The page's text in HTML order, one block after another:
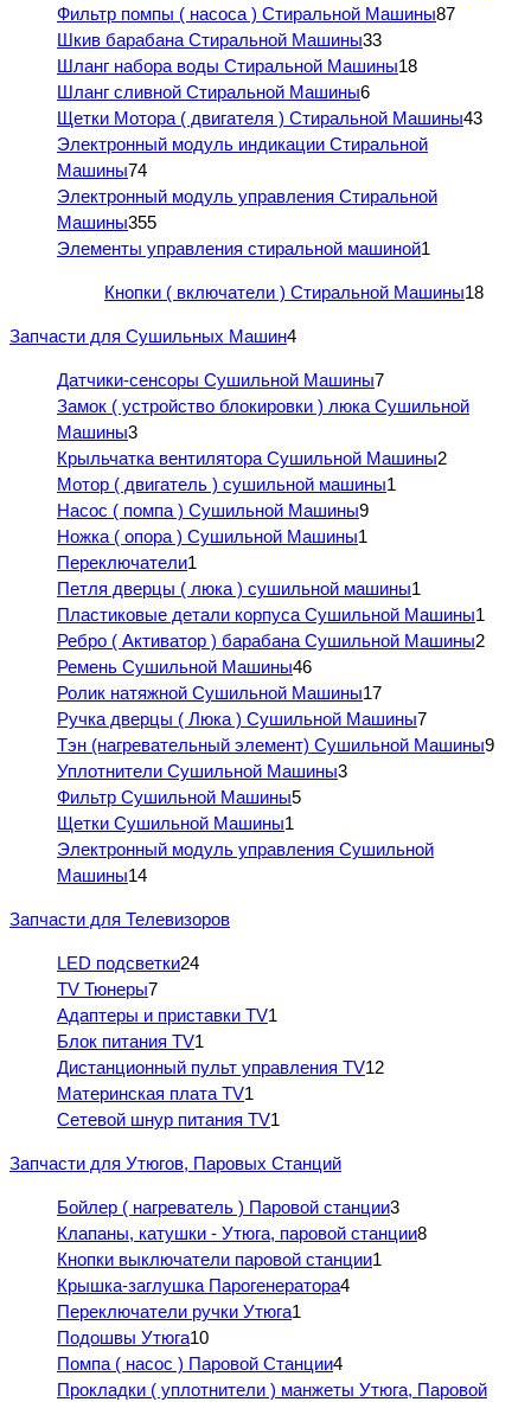
Фильтр помпы ( насоса ) Стиральной Машины87
Шкив барабана Стиральной Машины33
Шланг набора воды Стиральной Машины18
Шланг сливной Стиральной Машины6
Щетки Мотора ( двигателя ) Стиральной Машины43
Электронный модуль индикации Стиральной
Машины74
Электронный модуль управления Стиральной
Машины355
Элементы управления стиральной машиной1
Кнопки ( включатели ) Стиральной Машины18
Запчасти для Сушильных Машин4
Датчики-сенсоры Сушильной Машины7
Замок ( устройство блокировки ) люка Сушильной
Машины3
Крыльчатка вентилятора Сушильной Машины2
Мотор ( двигатель ) сушильной машины1
Насос ( помпа ) Сушильной Машины9
Ножка ( опора ) Сушильной Машины1
Переключатели1
Петля дверцы ( люка ) сушильной машины1
Пластиковые детали корпуса Сушильной Машины1
Ребро ( Активатор ) барабана Сушильной Машины2
Ремень Сушильной Машины46
Ролик натяжной Сушильной Машины17
Ручка дверцы ( Люка ) Сушильной Машины7
Тэн (нагревательный элемент) Сушильной Машины9
Уплотнители Сушильной Машины3
Фильтр Сушильной Машины5
Щетки Сушильной Машины1
Электронный модуль управления Сушильной
Машины14
Запчасти для Телевизоров
LED подсветки24
TV Тюнеры7
Адаптеры и приставки TV1
Блок питания TV1
Дистанционный пульт управления TV12
Материнская плата TV1
Сетевой шнур питания TV1
Запчасти для Утюгов, Паровых Станций
Бойлер ( нагреватель ) Паровой станции3
Клапаны, катушки - Утюга, паровой станции8
Кнопки выключатели паровой станции1
Крышка-заглушка Парогенератора4
Переключатели ручки Утюга1
Подошвы Утюга10
Помпа ( насос ) Паровой Станции4
Прокладки ( уплотнители ) манжеты Утюга, Паровой